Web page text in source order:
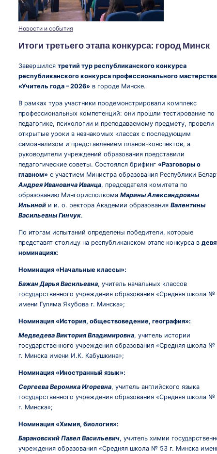
Опубликовано
Новости и события
Итоги третьего этапа конкурса: город Минск
Завершился третий тур республиканского конкурса
республиканского конкурса профессионального мастерства
«Учитель года – 2026» в городе Минске.
В рамках тура участники продемонстрировали комплекс
профессиональных компетенций: они прошли тестирование по
педагогике, психологии и преподаваемому предмету, провели
открытые уроки в незнакомых классах с последующим
самоанализом и представлением планов-конспектов, а
руководители учреждений образования представили
педагогические советы. Состоялся брифинг «Разговоры о
главном» с участием Министра образования Республики
Андрея Ивановича Иванца, председателя комитета по
образованию Мингорисполкома Марины Александровны
Ильиной и и. о. ректора Академии образования Валентины
Васильевны Гинчук.
По итогам испытаний определены победители, которые
представят столицу на республиканском этапе конкурса в
номинациях:
Номинация «Начальные классы»:
Бажан Дарья Васильевна, учитель начальных классов
государственного учреждения образования «Средняя школа №
имени Гуляма Якубова г. Минска»;
Номинация «История, обществоведение, география»:
Медведева Виктория Владимировна, учитель истории
государственного учреждения образования «Средняя школа №
г. Минска имени И.К. Кабушкина»;
Номинация «Иностранный язык»:
Сергеева Вероника Игоревна, учитель английского языка
государственного учреждения образования «Средняя школа №
г. Минска»;
Номинация «Химия, биология»:
Барановский Павел Васильевич, учитель химии
учреждения образования «Средняя школа № 53 г. Минска